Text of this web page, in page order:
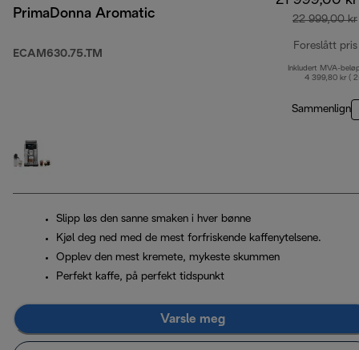
PrimaDonna Aromatic
ECAM630.75.TM
22 999,00 kr
Foreslått pris
Inkludert MVA-
4 399,80 kr (
Sammenlign
Slipp løs den sanne smaken i hver bønne
Kjøl deg ned med de mest forfriskende kaffenytelsene.
Opplev den mest kremete, mykeste skummen
Perfekt kaffe, på perfekt tidspunkt
Varsle meg